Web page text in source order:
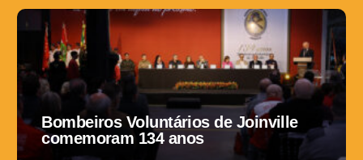
Bombeiros Voluntários de Joinville
comemoram 134 anos